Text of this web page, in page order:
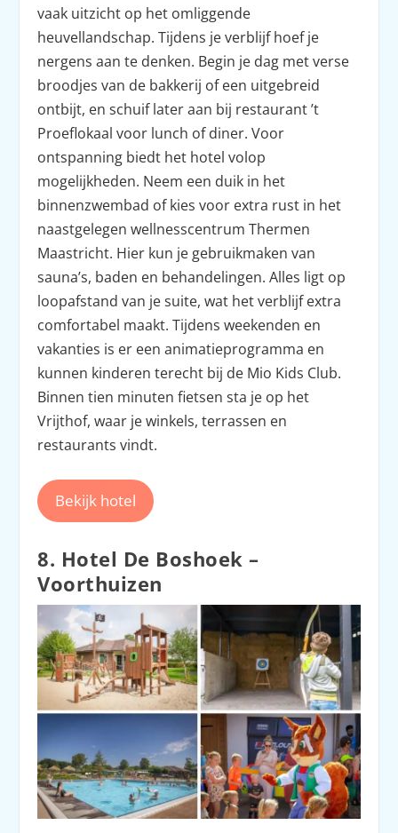
vaak uitzicht op het omliggende
heuvellandschap. Tijdens je verblijf hoef je
nergens aan te denken. Begin je dag met verse
broodjes van de bakkerij of een uitgebreid
ontbijt, en schuif later aan bij restaurant ’t
Proeflokaal voor lunch of diner. Voor
ontspanning biedt het hotel volop
mogelijkheden. Neem een duik in het
binnenzwembad of kies voor extra rust in het
naastgelegen wellnesscentrum Thermen
Maastricht. Hier kun je gebruikmaken van
sauna’s, baden en behandelingen. Alles ligt op
loopafstand van je suite, wat het verblijf extra
comfortabel maakt. Tijdens weekenden en
vakanties is er een animatieprogramma en
kunnen kinderen terecht bij de Mio Kids Club.
Binnen tien minuten fietsen sta je op het
Vrijthof, waar je winkels, terrassen en
restaurants vindt.
Bekijk hotel
8. Hotel De Boshoek –
Voorthuizen